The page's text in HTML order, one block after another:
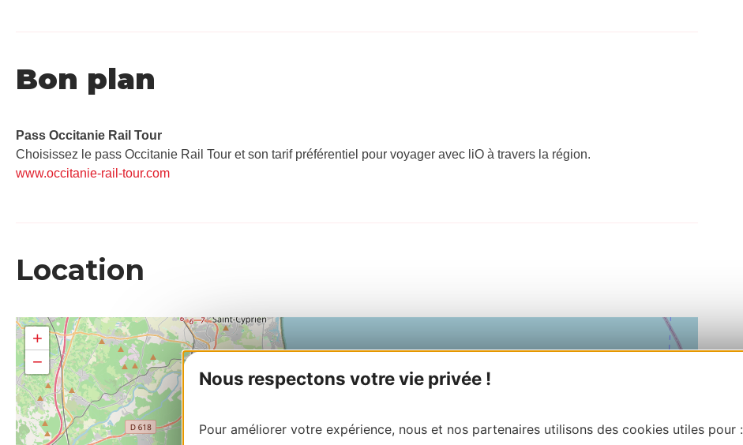
Nous respectons votre vie privée !
Pour améliorer votre expérience, nous et nos partenaires utilisons des cookies utiles pour :
Bon plan
Pass Occitanie Rail Tour​
Choisissez le pass Occitanie Rail Tour et son tarif préférentiel pour voyager avec liO à travers la région.
www.occitanie-rail-tour.com
Location
+
−